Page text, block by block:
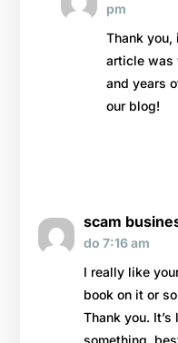
pm
Thank
article was
and years
our blog!
scam
do 7:16 am
I really like
book on it or
Thank you.
something.